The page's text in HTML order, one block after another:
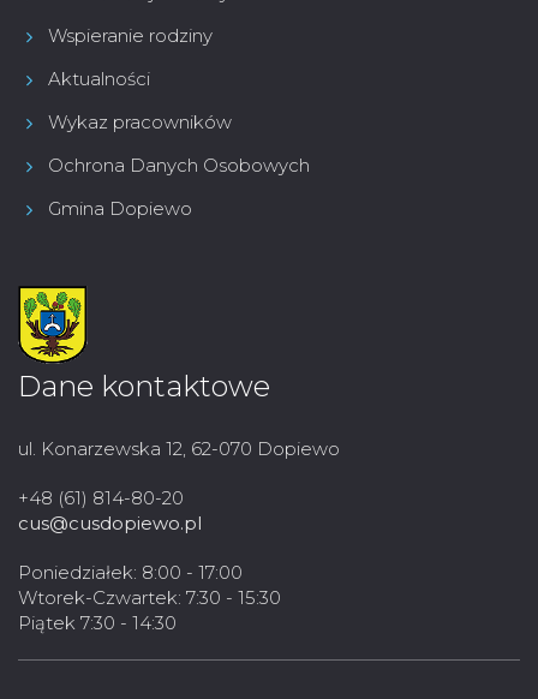
Wspieranie rodziny
Aktualności
Wykaz pracowników
Ochrona Danych Osobowych
Gmina Dopiewo
Dane kontaktowe
ul. Konarzewska 12, 62-070 Dopiewo
+48 (61) 814-80-20
cus@cusdopiewo.pl
Poniedziałek: 8:00 - 17:00
Wtorek-Czwartek: 7:30 - 15:30
Piątek 7:30 - 14:30